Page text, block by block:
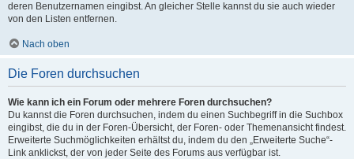
deren Benutzernamen eingibst. An gleicher Stelle kannst du sie auch wieder
von den Listen entfernen.
Nach oben
Die Foren durchsuchen
Wie kann ich ein Forum oder mehrere Foren durchsuchen?
Du kannst die Foren durchsuchen, indem du einen Suchbegriff in die Suchbox
eingibst, die du in der Foren-Übersicht, der Foren- oder Themenansicht findest.
Erweiterte Suchmöglichkeiten erhältst du, indem du den „Erweiterte Suche“-
Link anklickst, der von jeder Seite des Forums aus verfügbar ist.